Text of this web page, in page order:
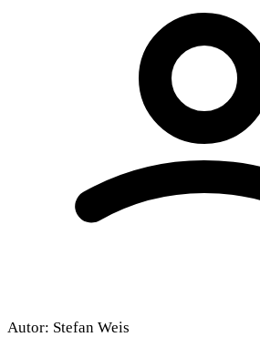
Autor: Stefan Weis